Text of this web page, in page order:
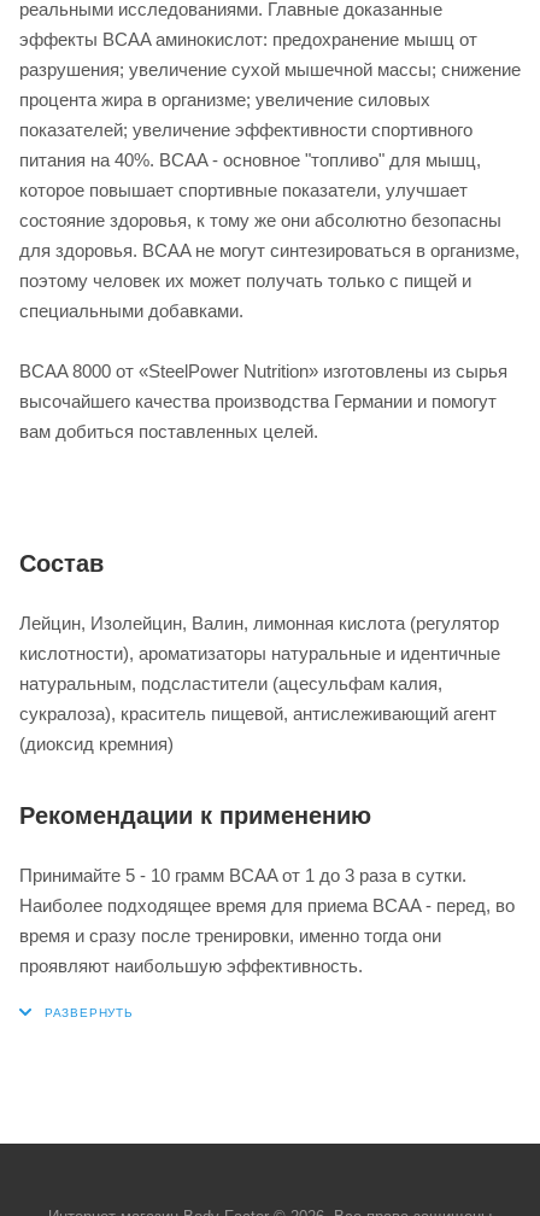
реальными исследованиями. Главные доказанные
эффекты BCAA аминокислот: предохранение мышц от
разрушения; увеличение сухой мышечной массы; снижение
процента жира в организме; увеличение силовых
показателей; увеличение эффективности спортивного
питания на 40%. BCAA - основное "топливо" для мышц,
которое повышает спортивные показатели, улучшает
состояние здоровья, к тому же они абсолютно безопасны
для здоровья. BCAA не могут синтезироваться в организме,
поэтому человек их может получать только с пищей и
специальными добавками.
BCAA 8000 от «SteelPower Nutrition» изготовлены из сырья
высочайшего качества производства Германии и помогут
вам добиться поставленных целей.
Состав
Лейцин, Изолейцин, Валин, лимонная кислота (регулятор
кислотности), ароматизаторы натуральные и идентичные
натуральным, подсластители (ацесульфам калия,
сукралоза), краситель пищевой, антислеживающий агент
(диоксид кремния)
Рекомендации к применению
Принимайте 5 - 10 грамм BCAA от 1 до 3 раза в сутки.
Наиболее подходящее время для приема BCAA - перед, во
время и сразу после тренировки, именно тогда они
проявляют наибольшую эффективность.